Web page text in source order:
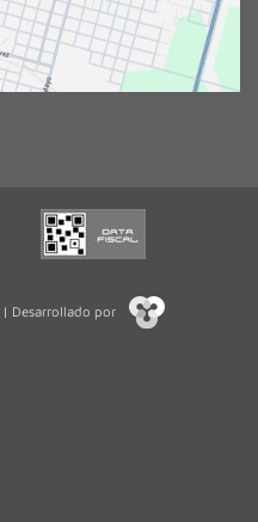
Desarrollado por